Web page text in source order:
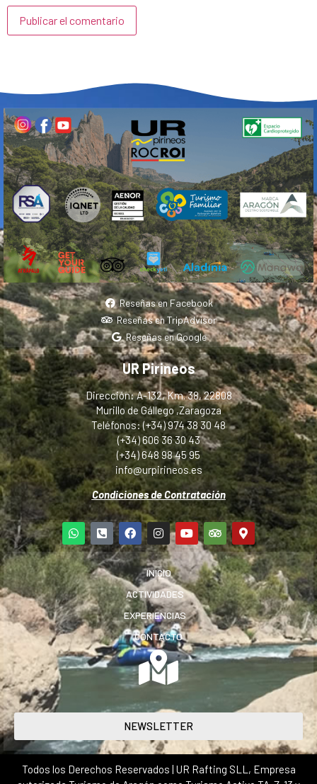
Reseñas en Facebook
Reseñas en TripAdvisor
Reseñas en Google
UR Pirineos
Dirección: A-132, Km. 38, 22808
Murillo de Gállego ,Zaragoza
Teléfonos: (+34) 974 38 30 48
(+34) 606 36 30 43
(+34) 648 98 45 95
info@urpirineos.es
Condiciones de Contratación
INICIO
ACTIVIDADES
EXPERIENCIAS
CONTACTO
NEWSLETTER
Todos los Derechos Reservados | UR Rafting SLL, Empresa